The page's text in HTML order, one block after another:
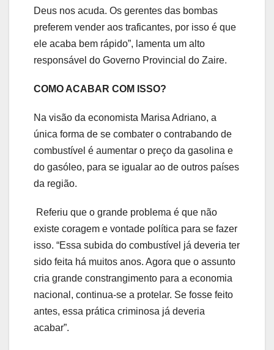
Deus nos acuda. Os gerentes das bombas
preferem vender aos traficantes, por isso é que
ele acaba bem rápido”, lamenta um alto
responsável do Governo Provincial do Zaire.
COMO ACABAR COM ISSO?
Na visão da economista Marisa Adriano, a
única forma de se combater o contrabando de
combustível é aumentar o preço da gasolina e
do gasóleo, para se igualar ao de outros países
da região.
Referiu que o grande problema é que não
existe coragem e vontade política para se fazer
isso. “Essa subida do combustível já deveria ter
sido feita há muitos anos. Agora que o assunto
cria grande constrangimento para a economia
nacional, continua-se a protelar. Se fosse feito
antes, essa prática criminosa já deveria
acabar”.